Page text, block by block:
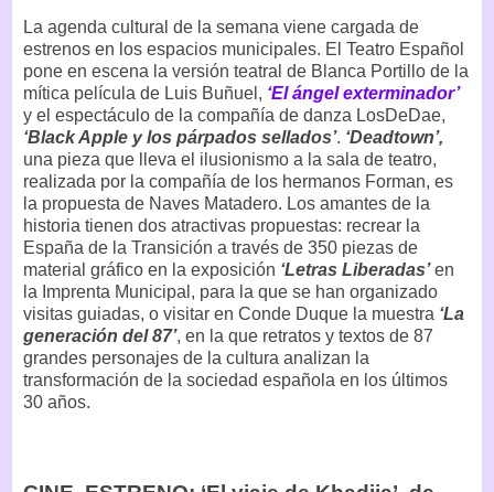
La agenda cultural de la semana viene cargada de
estrenos en los espacios municipales. El Teatro Español
pone en escena la versión teatral de Blanca Portillo de la
mítica película de Luis Buñuel, ‘El ángel exterminador’
y el espectáculo de la compañía de danza LosDeDae,
‘Black Apple y los párpados sellados’. ‘Deadtown’,
una pieza que lleva el ilusionismo a la sala de teatro,
realizada por la compañía de los hermanos Forman, es
la propuesta de Naves Matadero. Los amantes de la
historia tienen dos atractivas propuestas: recrear la
España de la Transición a través de 350 piezas de
material gráfico en la exposición ‘Letras Liberadas’en
la Imprenta Municipal, para la que se han organizado
visitas guiadas, o visitar en Conde Duque la muestra ‘La
generación del 87’, en la que retratos y textos de 87
grandes personajes de la cultura analizan la
transformación de la sociedad española en los últimos
30 años.